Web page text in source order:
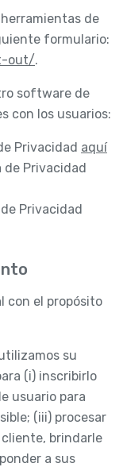
de
formulario:
out/.
software de
con los usuarios:
Privacidad aquí
de Privacidad
Privacidad
con el propósito
su
(i) inscribirlo
usuario para
(iii) procesar
cliente, brindarle
a sus